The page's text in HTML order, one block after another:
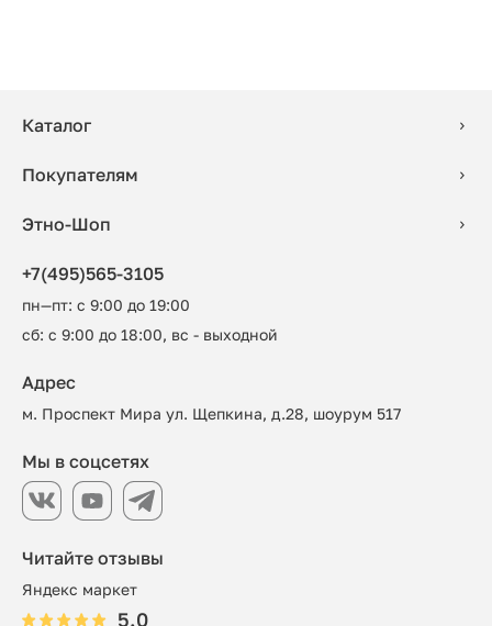
Каталог
Покупателям
Этно-Шоп
+7(495)565-3105
пн—пт: с 9:00 до 19:00
сб: с 9:00 до 18:00, вс - выходной
Читайте отзывы
Яндекс маркет
5.0
Адрес
м. Проспект Мира ул. Щепкина, д.28, шоурум 517
Мы в соцсетях